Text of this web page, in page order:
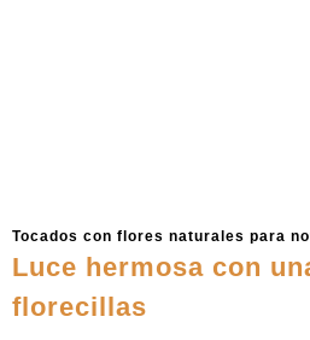
Tocados con flores naturales para
Luce hermosa con
florecillas